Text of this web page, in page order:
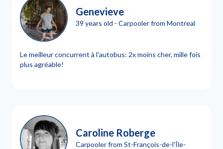
Genevieve
39 years old - Carpooler from Montreal
Le meilleur concurrent à l'autobus: 2x moins cher, mille fois
plus agréable!
Caroline Roberge
Carpooler from St-François-de-l'Île-